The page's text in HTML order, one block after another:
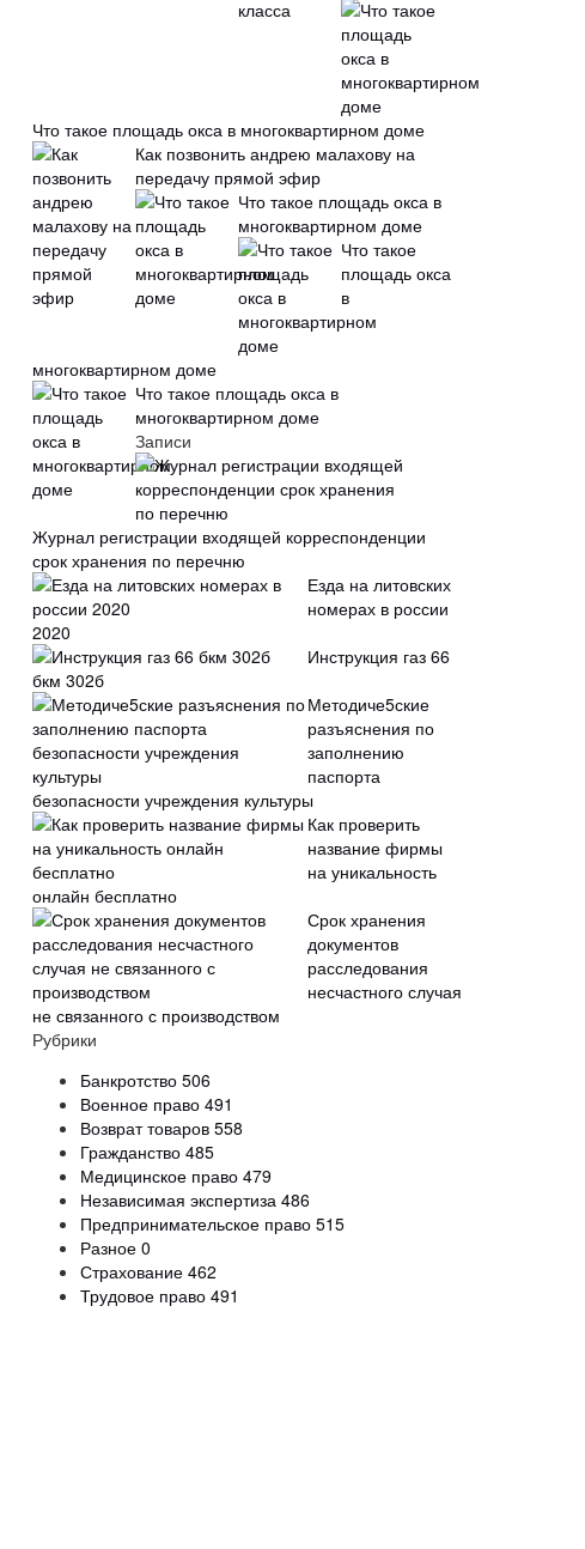
Что такое площадь окса в многоквартирном доме
Как позвонить андрею малахову на
передачу прямой эфир
Что такое площадь окса в
многоквартирном доме
Что такое
площадь окса
в
многоквартирном доме
Что такое площадь окса в
многоквартирном доме
Записи
Журнал регистрации входящей корреспонденции
срок хранения по перечню
Езда на литовских
номерах в россии
2020
Инструкция газ 66
бкм 302б
Методиче5ские
разъяснения по
заполнению
паспорта
безопасности учреждения культуры
Как проверить
название фирмы
на уникальность
онлайн бесплатно
Срок хранения
документов
расследования
несчастного случая
не связанного с производством
Рубрики
Банкротство 506
Военное право 491
Возврат товаров 558
Гражданство 485
Медицинское право 479
Независимая экспертиза 486
Предпринимательское право 515
Разное 0
Страхование 462
Трудовое право 491